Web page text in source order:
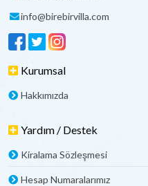
info@birebirvilla.com
Kurumsal
Hakkımızda
Yardım / Destek
Kiralama Sözleşmesi
Hesap Numaralarımız